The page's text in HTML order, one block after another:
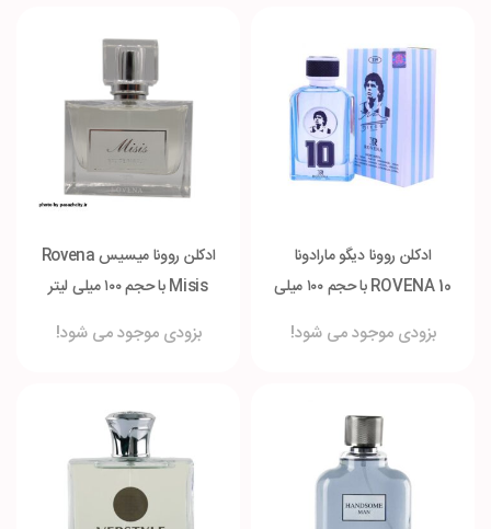
ادکلن روونا دیگو مارادونا
ROVENA 10 با حجم ۱۰۰ میلی
بزودی موجود می شود!
ادکلن روونا میسیس Rovena
Misis با حجم ۱۰۰ میلی لیتر
بزودی موجود می شود!